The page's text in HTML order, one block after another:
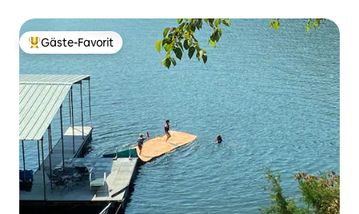
Beliebter Gäste-Favorit.
Gäste-Favorit